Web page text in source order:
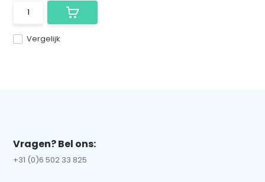
Vergelijk
Vragen? Bel ons:
+31 (0)6 502 33 825